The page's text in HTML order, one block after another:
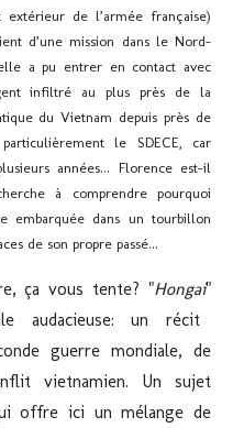
extérieur de l’armée française)
d’une mission dans le Nord-
a pu entrer en contact avec
infiltré au plus près de la
du Vietnam depuis près de
le SDECE, car
années... Florence est-il
à comprendre pourquoi
embarquée dans un tourbillon
de son propre passé...
ça vous tente? "Hongai"
audacieuse: un récit
guerre mondiale, de
vietnamien. Un sujet
offre ici un mélange de